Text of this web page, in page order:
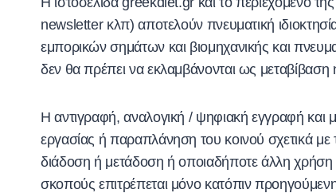
newsletter κλπ) αποτελούν πνευματική
εμπορικών σημάτων και βιομηχανικής και
δεν θα πρέπει να εκλαμβάνονται ως
Η αντιγραφή, αναλογική / ψηφιακή εγγραφή
εργασίας ή παραπλάνηση του κοινού σχετικά
διάδοση ή μετάδοση ή οποιαδήποτε άλλη
σκοπούς επιτρέπεται μόνο κατόπιν